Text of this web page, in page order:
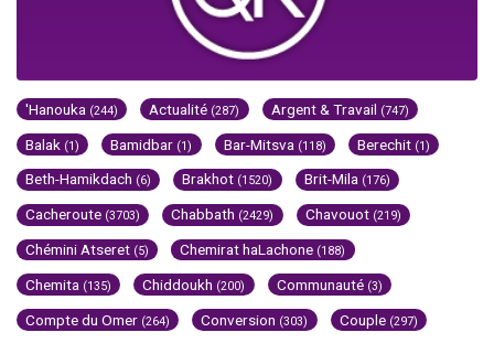
'Hanouka (244) Actualité (287) Argent & Travail (747)
Balak (1) Bamidbar (1) Bar-Mitsva (118) Berechit (1)
Beth-Hamikdach (6) Brakhot (1520) Brit-Mila (176)
Cacheroute (3703) Chabbath (2429) Chavouot (219)
Chémini Atseret (5) Chemirat haLachone (188)
Chemita (135) Chiddoukh (200) Communauté (3)
Compte du Omer (264) Conversion (303) Couple (297)